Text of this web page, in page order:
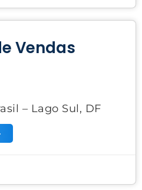
Vendas
– Lago Sul, DF